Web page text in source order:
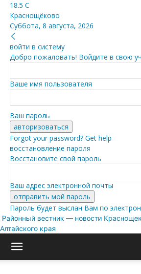
18.5 C
Краснощёково
Суббота, 8 августа, 2026
войти в систему
Добро пожаловать! Войдите в свою
Ваше имя пользователя
Ваш пароль
Forgot your password? Get help
восстановление пароля
Восстановите свой пароль
Ваш адрес электронной почты
Пароль будет выслан Вам по
Районный вестник — новости
Алтайского края